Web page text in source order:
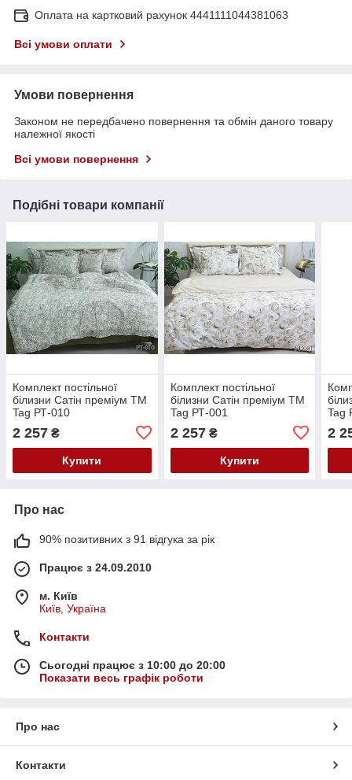
Оплата на картковий рахунок 4441111044381063
Всі умови оплати
Умови повернення
Законом не передбачено повернення та обмін даного товару
належної якості
Всі умови повернення
Подібні товари компанії
Комплект постільної
білизни Cатін преміум ТМ
Tag РТ-010
2 257 ₴
Купити
Комплект постільної
білизни Cатін преміум ТМ
Tag РТ-001
2 257₴
Купити
Tag
2
Про нас
90% позитивних з 91 відгука за рік
Працює з 24.09.2010
м. Київ
Київ, Україна
Контакти
Сьогодні працює з 10:00 до 20:00
Показати весь графік роботи
Про нас
Контакти